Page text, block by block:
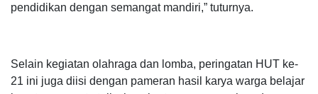
pendidikan dengan semangat mandiri,” tuturnya.
Selain kegiatan olahraga dan lomba, peringatan HUT ke-
21 ini juga diisi dengan pameran hasil karya warga belajar